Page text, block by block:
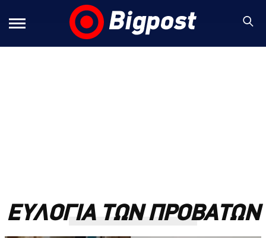
ΕΥΛΟΓΙΑ ΤΩΝ ΠΡΟΒΑΤΩΝ